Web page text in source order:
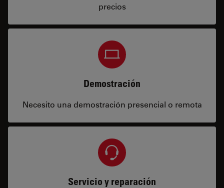
precios
Demostración
Necesito una demostración presencial o remota
Servicio y reparación